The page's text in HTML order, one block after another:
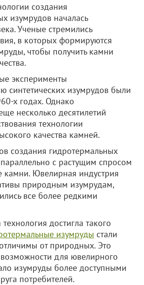
создания
изумрудов началась
Ученые стремились
в которых формируются
чтобы получить камни
эксперименты
синтетических изумрудов были
х годах. Однако
несколько десятилетий
технологии
качества камней.
создания гидротермальных
с растущим спросом
камни. Ювелирная индустрия
природным изумрудам,
все более редкими
достигла такого
изумруды стали
от природных. Это
для ювелирного
изумруды более доступными
потребителей.